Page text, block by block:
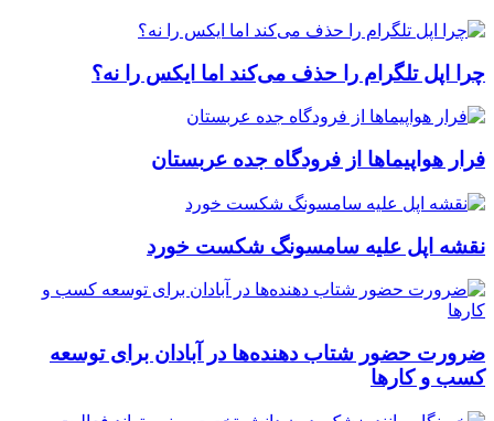
چرا اپل تلگرام را حذف می‌کند اما ایکس را نه؟
فرار هواپیماها از فرودگاه جده عربستان
نقشه اپل علیه سامسونگ شکست خورد
ضرورت حضور شتاب ‌دهنده‌ها در آبادان برای توسعه
کسب‌ و کارها